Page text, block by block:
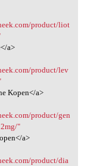
product/liot
a>
product/lev
Kopen</a>
product/gen
"
a>
product/dia